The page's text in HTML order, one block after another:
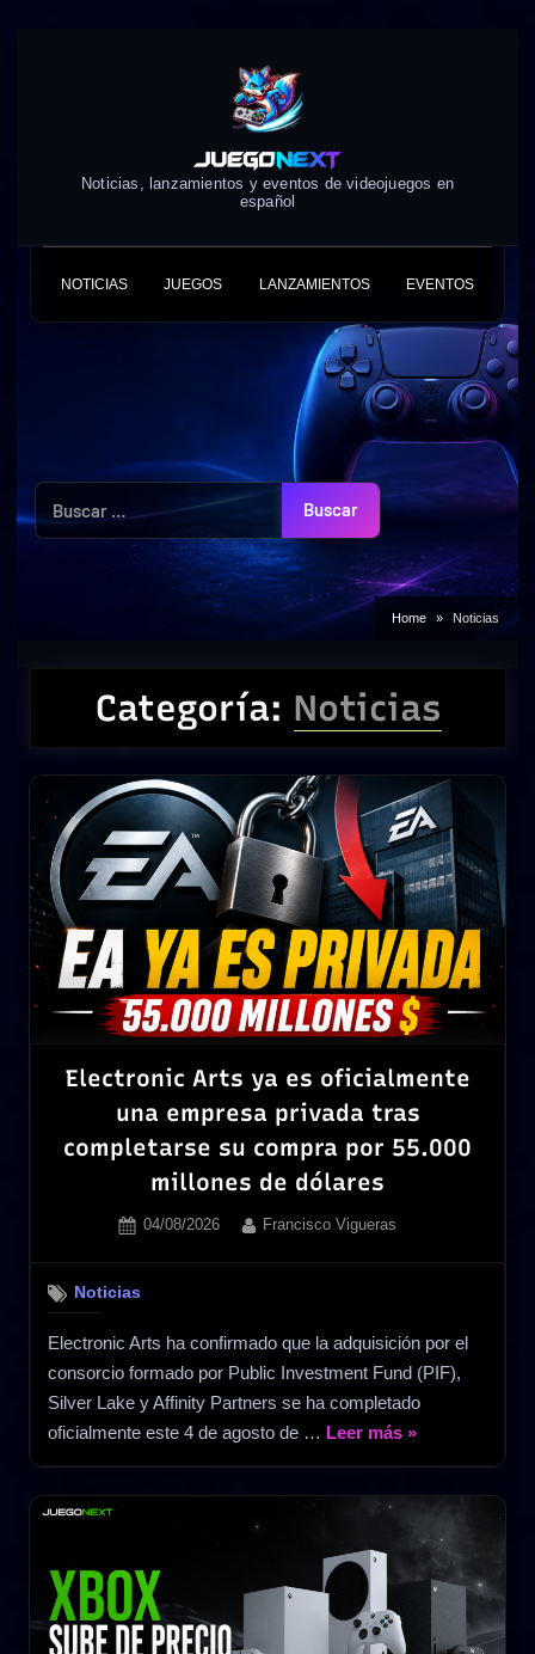
Noticias, lanzamientos y eventos de videojuegos en
español
NOTICIAS JUEGOS LANZAMIENTOS EVENTOS
Home Noticias
Categoría: Noticias
Electronic Arts ya es oficialmente
una empresa privada tras
completarse su compra por 55.000
millones de dólares
Posted
04/08/2026 By
Francisco Vigueras
Noticias
Electronic Arts ha confirmado que la adquisición por el
consorcio formado por Public Investment Fund (PIF),
Silver Lake y Affinity Partners se ha completado
oficialmente este 4 de agosto de … Leer más«Electronic
Arts
ya
oficialmente
una
privada
»